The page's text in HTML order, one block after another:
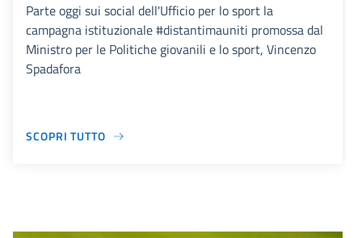
Parte oggi sui social dell'Ufficio per lo sport la
campagna istituzionale #distantimauniti promossa dal
Ministro per le Politiche giovanili e lo sport, Vincenzo
Spadafora
SCOPRI TUTTO